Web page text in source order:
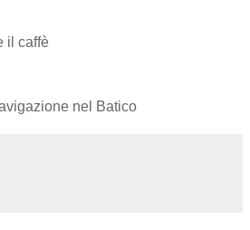
il caffè
nel Batico